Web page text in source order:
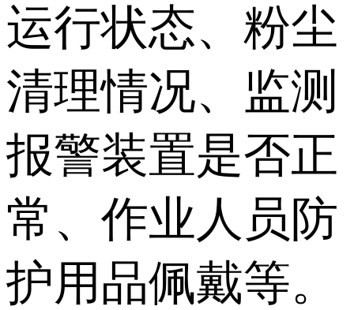
运行状态、粉尘
清理情况、监测
报警装置是否正
常、作业人员防
护用品佩戴等。